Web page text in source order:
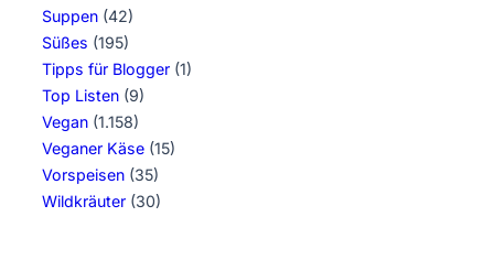
Suppen (42)
Süßes (195)
Tipps für Blogger (1)
Top Listen (9)
Vegan (1.158)
Veganer Käse (15)
Vorspeisen (35)
Wildkräuter (30)